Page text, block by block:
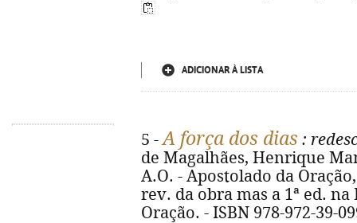
ADICIONAR À LISTA
5 -A força dos dias :
de Magalhães, Henrique
A.O. - Apostolado da
rev. da obra mas a 1ª ed.
Oração. - ISBN 978-972-39-